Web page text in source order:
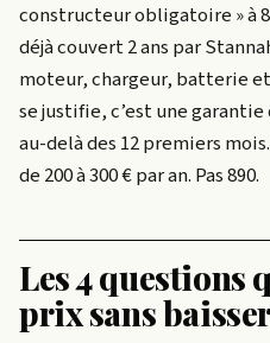
constructeur obligatoire » à
déjà couvert 2 ans par
moteur, chargeur, batterie
se justifie, c’est une
au-delà des 12 premiers
de 200 à 300 € par an. Pas 890.
Les 4 questions
prix sans